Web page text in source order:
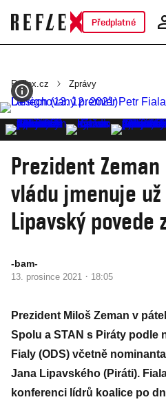
Předplatné
Reflex.cz Zprávy
Prezident
vládu jmenuje
Lipavský povede
-bam-
13. prosince 2021 · 18:05
Prezident Miloš Zeman v
Spolu a STAN s Piráty podle
Fialy (ODS) včetně
Jana Lipavského (Piráti).
konferenci lídrů koalice po